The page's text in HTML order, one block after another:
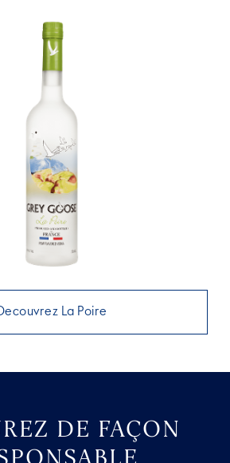
La Poire
DE FAÇON